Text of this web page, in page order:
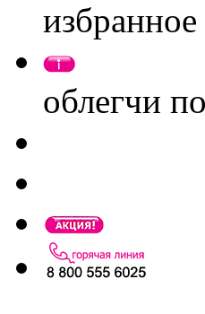
избранное
облегчи